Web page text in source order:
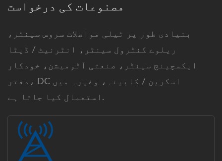
مصنوعات کی درخواست
بنیادی طور پر ٹیلی مواصلات سروس سینٹر،
ریلوے کنٹرول سینٹر، انٹرنیٹ / ڈیٹا
ایکسچینج سینٹر، صنعتی آٹومیشن، خودکار
دفتر، DC اسکرین / کابینہ، وغیرہ میں
استعمال کیا جاتا ہے.